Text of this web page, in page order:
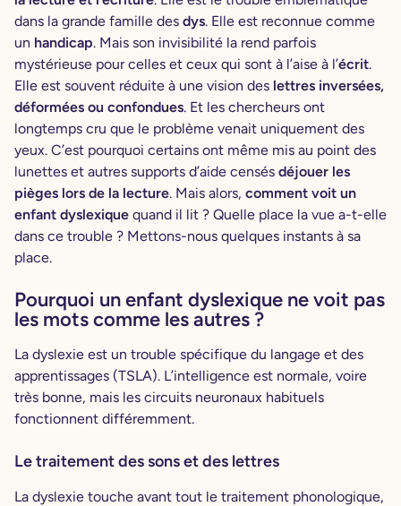
dans la grande famille des dys. Elle est reconnue comme
un handicap. Mais son invisibilité la rend parfois
mystérieuse pour celles et ceux qui sont à l’aise à l’écrit.
Elle est souvent réduite à une vision des lettres inversées,
déformées ou confondues. Et les chercheurs ont
longtemps cru que le problème venait uniquement des
yeux. C’est pourquoi certains ont même mis au point des
lunettes et autres supports d’aide censés déjouer les
pièges lors de la lecture. Mais alors, comment voit un
enfant dyslexique quand il lit ? Quelle place la vue a-t-elle
dans ce trouble ? Mettons-nous quelques instants à sa
place.
Pourquoi un enfant dyslexique ne voit pas
les mots comme les autres ?
La dyslexie est un trouble spécifique du langage et des
apprentissages (TSLA). L’intelligence est normale, voire
très bonne, mais les circuits neuronaux habituels
fonctionnent différemment.
Le traitement des sons et des lettres
La dyslexie touche avant tout le traitement phonologique,